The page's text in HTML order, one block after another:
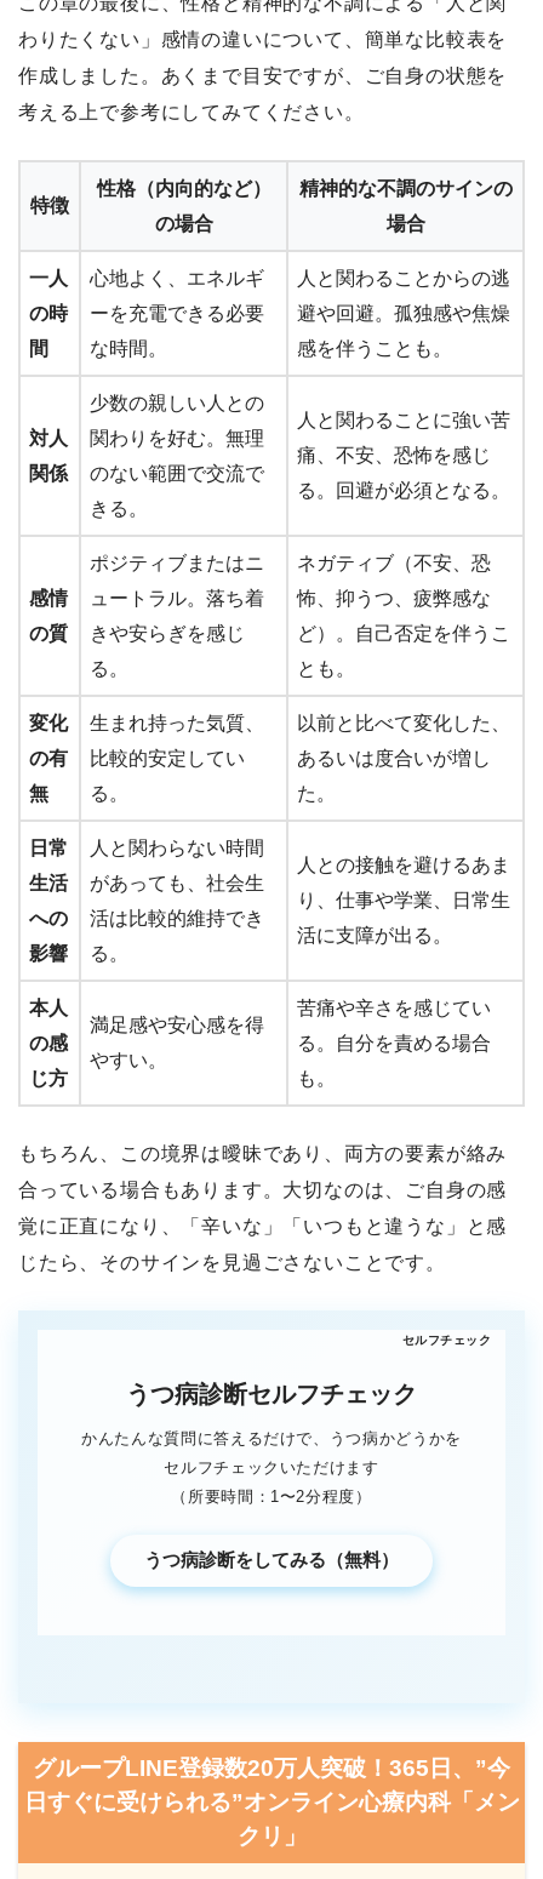
わりたくない」感情の違いについて、簡単な比較表を
作成しました。あくまで目安ですが、ご自身の状態を
考える上で参考にしてみてください。
特徴
性格（内向的など）
の場合
精神的な不調のサインの
場合
一人
の時
間
心地よく、エネルギ
ーを充電できる必要
な時間。
人と関わることからの逃
避や回避。孤独感や焦燥
感を伴うことも。
対人
関係
少数の親しい人との
関わりを好む。無理
のない範囲で交流で
きる。
人と関わることに強い苦
痛、不安、恐怖を感じ
る。回避が必須となる。
感情
の質
ポジティブまたはニ
ュートラル。落ち着
きや安らぎを感じ
る。
ネガティブ（不安、恐
怖、抑うつ、疲弊感な
ど）。自己否定を伴うこ
とも。
変化
の有
無
生まれ持った気質、
比較的安定してい
る。
以前と比べて変化した、
あるいは度合いが増し
た。
日常
生活
への
影響
人と関わらない時間
があっても、社会生
活は比較的維持でき
る。
人との接触を避けるあま
り、仕事や学業、日常生
活に支障が出る。
本人
の感
じ方
満足感や安心感を得
やすい。
苦痛や辛さを感じてい
る。自分を責める場合
も。
もちろん、この境界は曖昧であり、両方の要素が絡み
合っている場合もあります。大切なのは、ご自身の感
覚に正直になり、「辛いな」「いつもと違うな」と感
じたら、そのサインを見過ごさないことです。
うつ病診断セルフチェック
かんたんな質問に答えるだけで、うつ病かどうかを
セルフチェックいただけます
（所要時間：1〜2分程度）
うつ病診断をしてみる（無料）
グループLINE登録数20万人突破！365日、”今
日すぐに受けられる”オンライン心療内科「メン
クリ」